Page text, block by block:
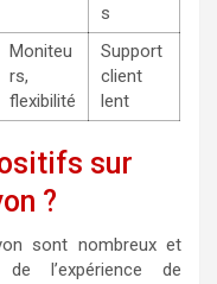
s
Moniteu
rs,
flexibilité
Support
client
lent
sur
?
sont nombreux et
l’expérience de